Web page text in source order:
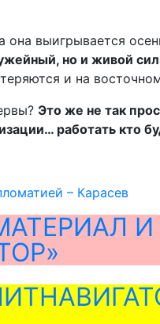
она выигрывается
но и живой
и на
Это же не так
работать кто
– Карасев